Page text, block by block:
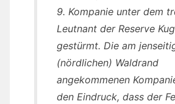
9. Kompanie unter dem
Leutnant der Reserve
gestürmt. Die am
(nördlichen) Waldrand
angekommenen
den Eindruck, dass der